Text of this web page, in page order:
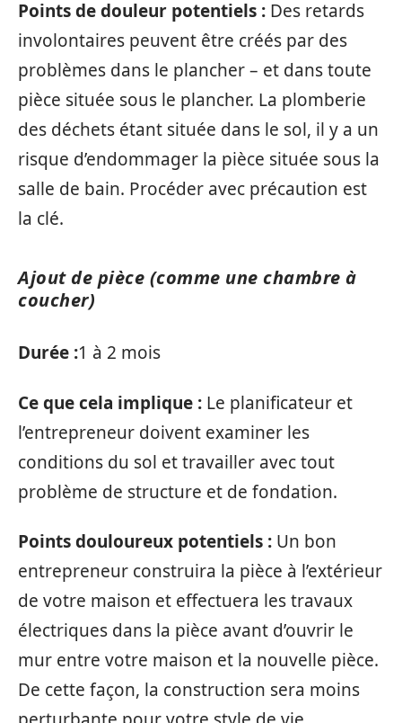
Points de douleur potentiels : Des retards
involontaires peuvent être créés par des
problèmes dans le plancher – et dans toute
pièce située sous le plancher. La plomberie
des déchets étant située dans le sol, il y a un
risque d’endommager la pièce située sous la
salle de bain. Procéder avec précaution est
la clé.
Ajout de pièce (comme une chambre à
coucher)
Durée :1 à 2 mois
Ce que cela implique : Le planificateur et
l’entrepreneur doivent examiner les
conditions du sol et travailler avec tout
problème de structure et de fondation.
Points douloureux potentiels : Un bon
entrepreneur construira la pièce à l’extérieur
de votre maison et effectuera les travaux
électriques dans la pièce avant d’ouvrir le
mur entre votre maison et la nouvelle pièce.
De cette façon, la construction sera moins